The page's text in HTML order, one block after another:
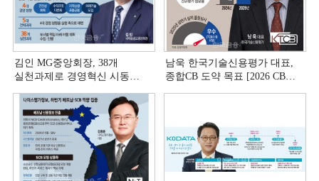
김인 MG중앙회장, 38개
실천과제로 경영혁신 시동
남욱 한국기술신용평가 대표,
종합CB 도약 목표 [2026 CB사